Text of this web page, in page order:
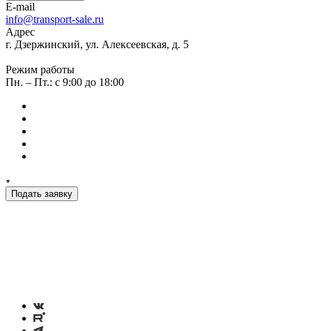
E-mail
info@transport-sale.ru
Адрес
г. Дзержинский, ул. Алексеевская, д. 5
Режим работы
Пн. – Пт.: с 9:00 до 18:00
Подать заявку